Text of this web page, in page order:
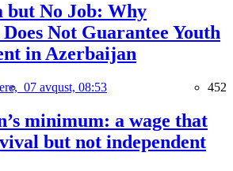
but No Job: Why
Not Guarantee Youth
in Azerbaijan
07 avqust, 08:53 452
minimum: a wage that
but not independent